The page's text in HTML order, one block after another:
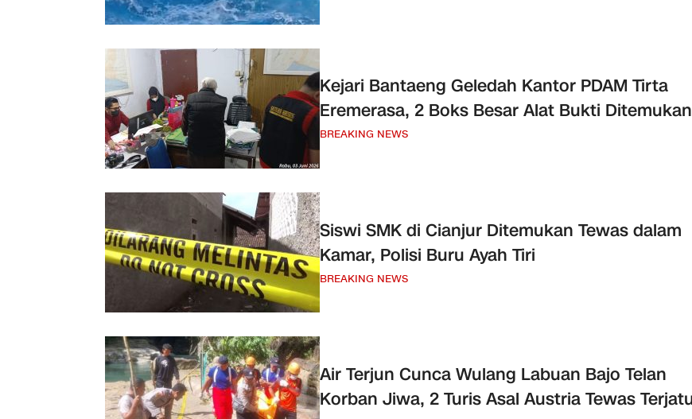
Kejari Bantaeng Geledah Kantor PDAM Tirta
Eremerasa, 2 Boks Besar Alat Bukti Ditemukan
BREAKING NEWS
Siswi SMK di Cianjur Ditemukan Tewas dalam
Kamar, Polisi Buru Ayah Tiri
BREAKING NEWS
Air Terjun Cunca Wulang Labuan Bajo Telan
Korban Jiwa, 2 Turis Asal Austria Tewas